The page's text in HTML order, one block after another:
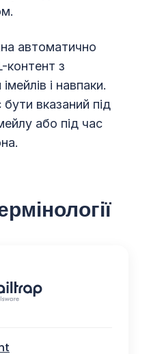
автоматично
контент з
і навпаки.
вказаний під
або під час
ї